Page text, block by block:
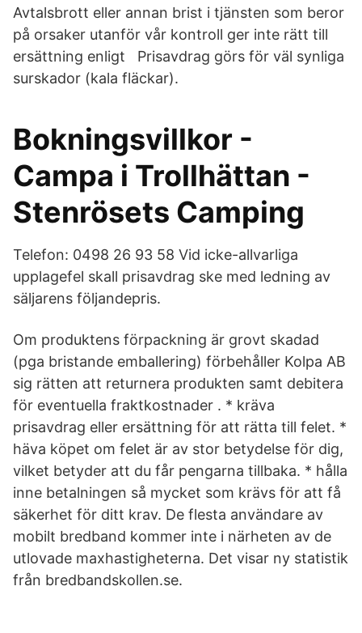
Avtalsbrott eller annan brist i tjänsten som beror
på orsaker utanför vår kontroll ger inte rätt till
ersättning enligt Prisavdrag görs för väl synliga
surskador (kala fläckar).
Bokningsvillkor -
Campa i Trollhättan -
Stenrösets Camping
Telefon: 0498 26 93 58 Vid icke-allvarliga
upplagefel skall prisavdrag ske med ledning av
säljarens följandepris.
Om produktens förpackning är grovt skadad
(pga bristande emballering) förbehåller Kolpa AB
sig rätten att returnera produkten samt debitera
för eventuella fraktkostnader . * kräva
prisavdrag eller ersättning för att rätta till felet. *
häva köpet om felet är av stor betydelse för dig,
vilket betyder att du får pengarna tillbaka. * hålla
inne betalningen så mycket som krävs för att få
säkerhet för ditt krav. De flesta användare av
mobilt bredband kommer inte i närheten av de
utlovade maxhastigheterna. Det visar ny statistik
från bredbandskollen.se.